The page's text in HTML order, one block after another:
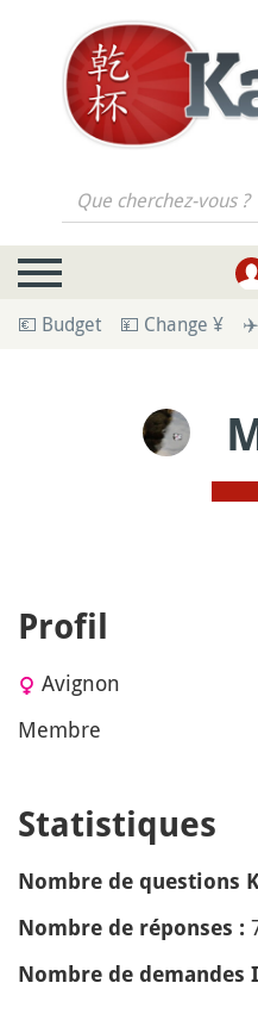
Que cherchez-vous ?
💶 Budget 💴 Change ¥
Profil
Avignon
Membre
Statistiques
Nombre de questions
Nombre de réponses :
Nombre de demandes